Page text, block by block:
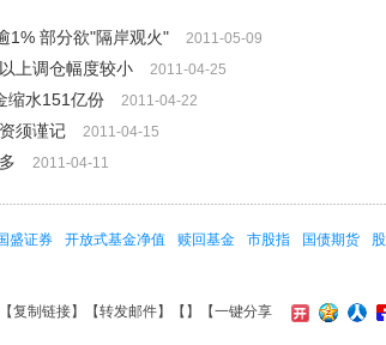
1% 部分欲"隔岸观火"
2011-05-09
上调仓幅度较小 2011-04-25
缩水151亿份 2011-04-22
须谨记 2011-04-15
2011-04-11
盛证券 开放式基金净值 赎回基金 市股指 国债期货
复制链接】【转发邮件】【 】 【一键分享